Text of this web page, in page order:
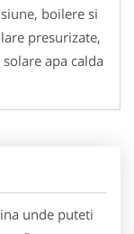
boilere si
presurizate,
apa calda
unde puteti